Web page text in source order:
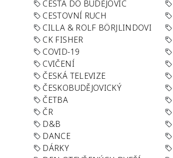
CESTA DO BUDĚJOVIC
CESTOVNÍ RUCH
CILLA & ROLF BÖRJLINDOVI
CK FISHER
COVID-19
CVIČENÍ
ČESKÁ TELEVIZE
ČESKOBUDĚJOVICKÝ
ČETBA
ČR
D&B
DANCE
DÁRKY